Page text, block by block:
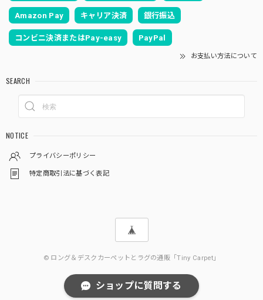
Amazon Pay キャリア決済 銀行振込
コンビニ決済またはPay-easy PayPal
お支払い方法について
SEARCH
NOTICE
プライバシーポリシー
特定商取引法に基づく表記
© ロング＆デスクカーペットとラグの通販「Tiny Carpet」
ショップに質問する